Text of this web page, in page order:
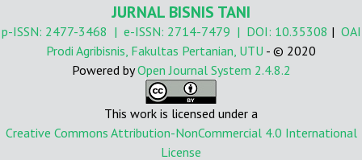
JURNAL BISNIS TANI
p-ISSN: 2477-3468 | e-ISSN: 2714-7479 | DOI: 10.35308 | OAI
Prodi Agribisnis, Fakultas Pertanian, UTU - © 2020
Powered byOpen Journal System 2.4.8.2
This work is licensed under a
Creative Commons Attribution-NonCommercial 4.0 International
License